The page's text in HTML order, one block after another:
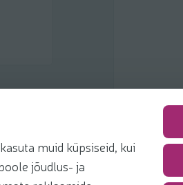
muid küpsiseid, kui
jõudlus- ja